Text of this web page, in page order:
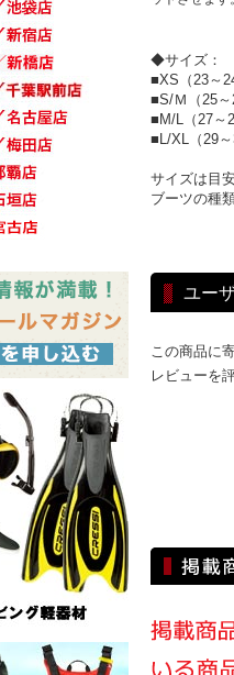
◆サイズ：
■XS（23～
■S/Ｍ（25
■M/L（27～
■L/XL（29
サイズは目
ブーツの種
ユー
この商品に
レビューを